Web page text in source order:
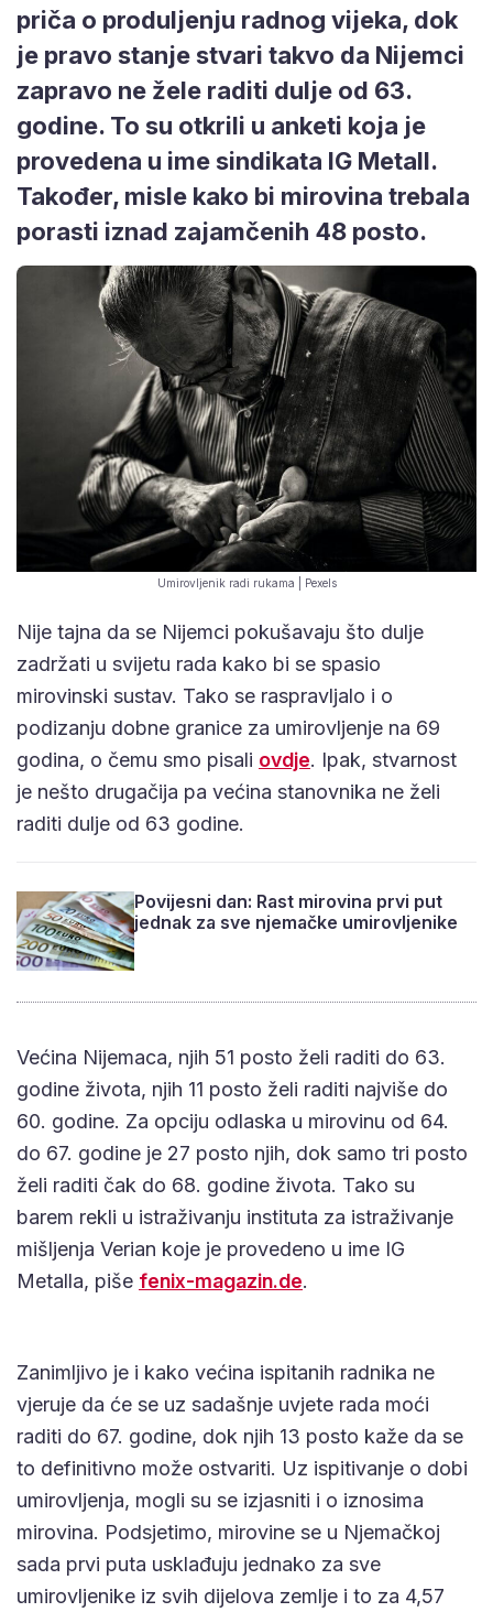
priča o produljenju radnog vijeka, dok
je pravo stanje stvari takvo da Nijemci
zapravo ne žele raditi dulje od 63.
godine. To su otkrili u anketi koja je
provedena u ime sindikata IG Metall.
Također, misle kako bi mirovina trebala
porasti iznad zajamčenih 48 posto.
Umirovljenik radi rukama | Pexels
Nije tajna da se Nijemci pokušavaju što dulje
zadržati u svijetu rada kako bi se spasio
mirovinski sustav. Tako se raspravljalo i o
podizanju dobne granice za umirovljenje na 69
godina, o čemu smo pisali ovdje. Ipak, stvarnost
je nešto drugačija pa većina stanovnika ne želi
raditi dulje od 63 godine.
Povijesni dan: Rast mirovina prvi put
jednak za sve njemačke umirovljenike
Većina Nijemaca, njih 51 posto želi raditi do 63.
godine života, njih 11 posto želi raditi najviše do
60. godine. Za opciju odlaska u mirovinu od 64.
do 67. godine je 27 posto njih, dok samo tri posto
želi raditi čak do 68. godine života. Tako su
barem rekli u istraživanju instituta za istraživanje
mišljenja Verian koje je provedeno u ime IG
Metalla, piše fenix-magazin.de.
Zanimljivo je i kako većina ispitanih radnika ne
vjeruje da će se uz sadašnje uvjete rada moći
raditi do 67. godine, dok njih 13 posto kaže da se
to definitivno može ostvariti. Uz ispitivanje o dobi
umirovljenja, mogli su se izjasniti i o iznosima
mirovina. Podsjetimo, mirovine se u Njemačkoj
sada prvi puta usklađuju jednako za sve
umirovljenike iz svih dijelova zemlje i to za 4,57